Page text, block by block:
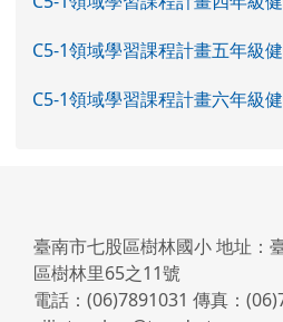
C5-1領域學習課程計畫五年級
C5-1領域學習課程計畫六年級
臺南市七股區樹林國小 地址：
區樹林里65之11號
電話：(06)7891031 傳真：